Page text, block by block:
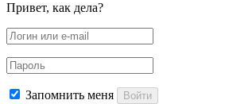
Привет, как дела?
Запомнить меня Войти